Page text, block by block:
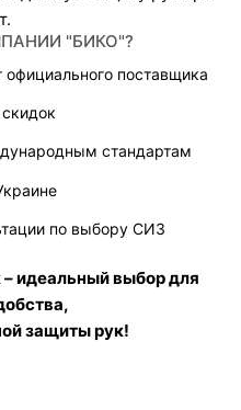
"БИКО"?
поставщика
стандартам
по выбору СИЗ
идеальный выбор для
защиты рук!